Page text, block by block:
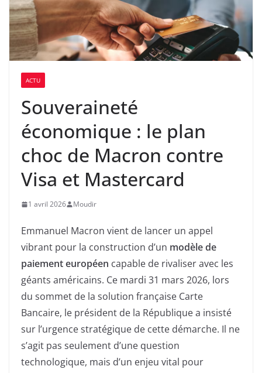
ACTU
Souveraineté
économique : le plan
choc de Macron contre
Visa et Mastercard
1 avril 2026 Moudir
Emmanuel Macron vient de lancer un appel
vibrant pour la construction d’un modèle de
paiement européen capable de rivaliser avec les
géants américains. Ce mardi 31 mars 2026, lors
du sommet de la solution française Carte
Bancaire, le président de la République a insisté
sur l’urgence stratégique de cette démarche. Il ne
s’agit pas seulement d’une question
technologique, mais d’un enjeu vital pour